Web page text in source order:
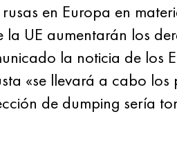
en Europa en
UE aumentarán los
la noticia de los
«se llevará a cabo los
de dumping sería